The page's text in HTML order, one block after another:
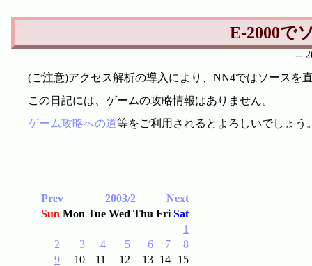
E-2000で
--
(ご注意)アクセス解析の導入により、NN4ではソースを
この日記には、ゲームの攻略情報はありません。
ゲーム攻略への道等をご利用されるとよろしいでしょう
Prev 2003/2
Next
Sun Mon Tue Wed Thu Fri Sat
1
2
3 4 5 6 7
8
9
10 11 12 13 14
15